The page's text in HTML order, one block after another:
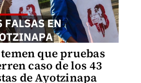
que pruebas
caso de los 43
de Ayotzinapa